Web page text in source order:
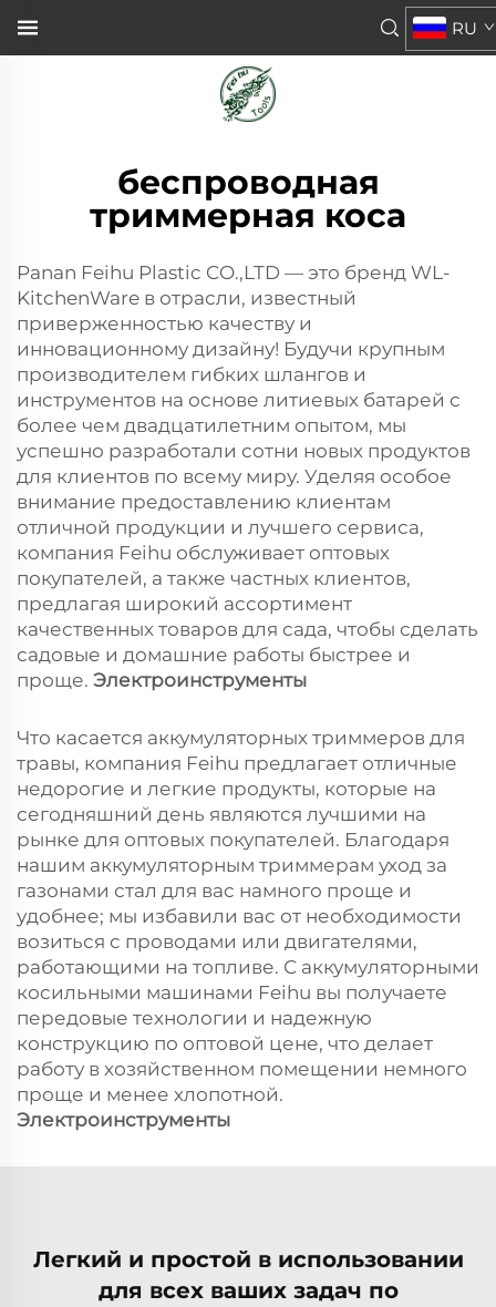
RU
беспроводная
триммерная коса
Panan Feihu Plastic CO.,LTD — это бренд WL-
KitchenWare в отрасли, известный
приверженностью качеству и
инновационному дизайну! Будучи крупным
производителем гибких шлангов и
инструментов на основе литиевых батарей с
более чем двадцатилетним опытом, мы
успешно разработали сотни новых продуктов
для клиентов по всему миру. Уделяя особое
внимание предоставлению клиентам
отличной продукции и лучшего сервиса,
компания Feihu обслуживает оптовых
покупателей, а также частных клиентов,
предлагая широкий ассортимент
качественных товаров для сада, чтобы сделать
садовые и домашние работы быстрее и
проще. Электроинструменты
Что касается аккумуляторных триммеров для
травы, компания Feihu предлагает отличные
недорогие и легкие продукты, которые на
сегодняшний день являются лучшими на
рынке для оптовых покупателей. Благодаря
нашим аккумуляторным триммерам уход за
газонами стал для вас намного проще и
удобнее; мы избавили вас от необходимости
возиться с проводами или двигателями,
работающими на топливе. С аккумуляторными
косильными машинами Feihu вы получаете
передовые технологии и надежную
конструкцию по оптовой цене, что делает
работу в хозяйственном помещении немного
проще и менее хлопотной.
Электроинструменты
Легкий и простой в использовании
для всех ваших задач по